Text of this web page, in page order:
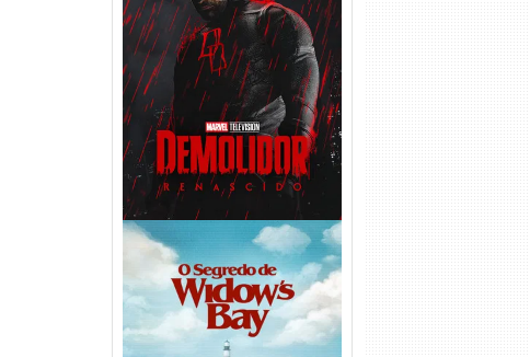
Demolidor: Renascido 2ª
Temporada (2026) WEB-DL
1080p Dual Áudio